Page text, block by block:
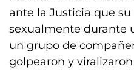
ante la Justicia que
sexualmente durante
un grupo de
golpearon y